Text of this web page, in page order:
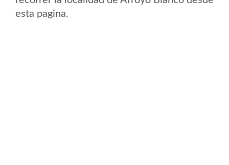
esta pagina.